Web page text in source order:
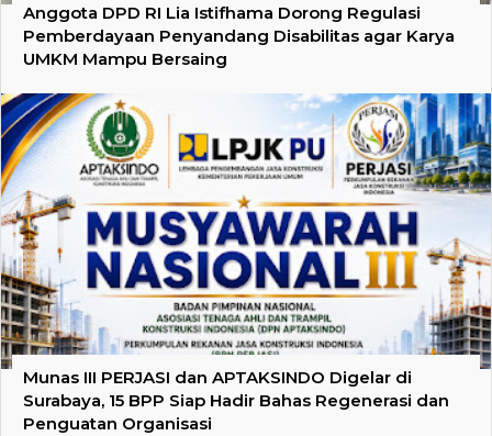
Anggota DPD RI Lia Istifhama Dorong Regulasi
Pemberdayaan Penyandang Disabilitas agar Karya
UMKM Mampu Bersaing
Munas III PERJASI dan APTAKSINDO Digelar di
Surabaya, 15 BPP Siap Hadir Bahas Regenerasi dan
Penguatan Organisasi